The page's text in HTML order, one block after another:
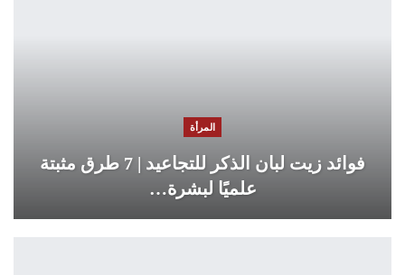
المرأة
فوائد زيت لبان الذكر للتجاعيد | 7 طرق مثبتة
علميًا لبشرة…